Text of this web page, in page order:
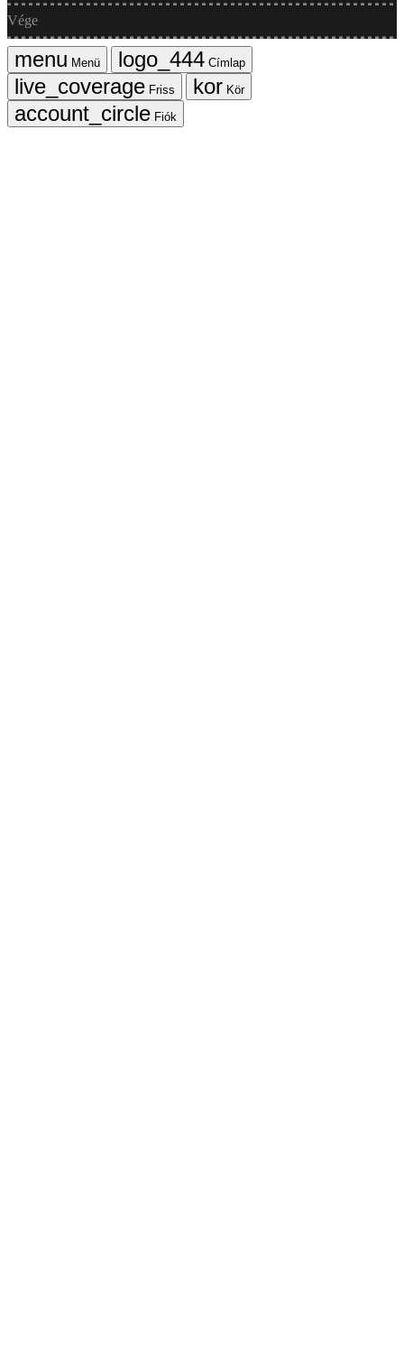
Vége
Menü
Címlap
Friss
Kör
Fiók